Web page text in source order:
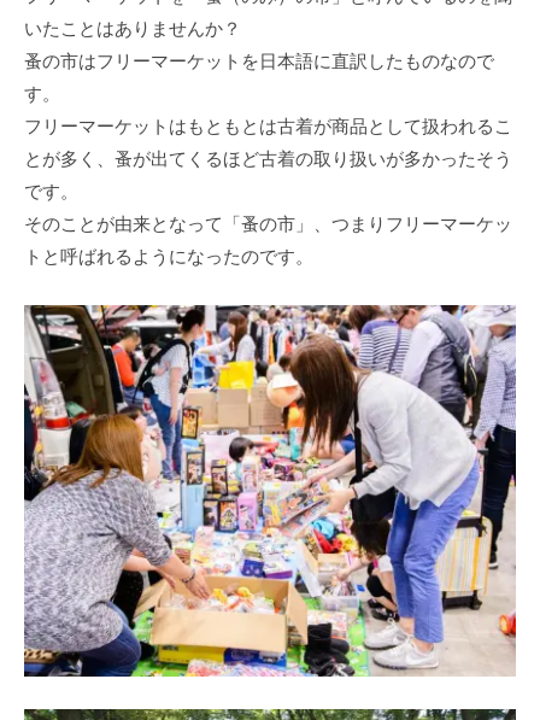
いたことはありませんか？
蚤の市はフリーマーケットを日本語に直訳したものなので
す。
フリーマーケットはもともとは古着が商品として扱われるこ
とが多く、蚤が出てくるほど古着の取り扱いが多かったそう
です。
そのことが由来となって「蚤の市」、つまりフリーマーケッ
トと呼ばれるようになったのです。